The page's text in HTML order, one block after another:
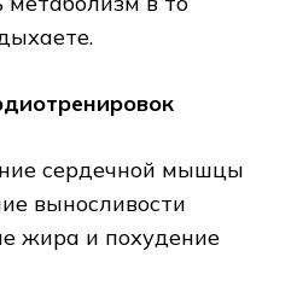
сердечной мышцы
выносливости
жира и похудение